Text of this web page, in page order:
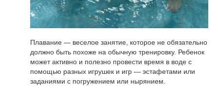
Плавание — веселое занятие, которое не обязательно
должно быть похоже на обычную тренировку. Ребенок
может активно и полезно провести время в воде с
помощью разных игрушек и игр — эстафетами или
заданиями с погружением или нырянием.